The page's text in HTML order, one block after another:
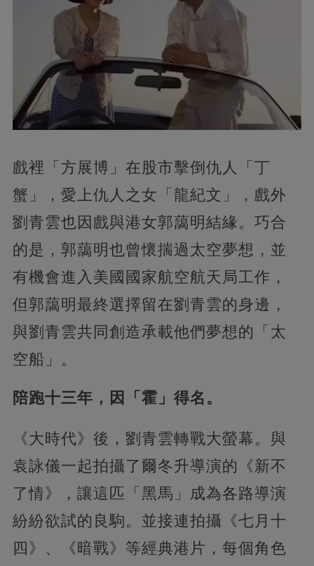
戲裡「方展博」在股市擊倒仇人「丁
蟹」，愛上仇人之女「龍紀文」，戲外
劉青雲也因戲與港女郭藹明結緣。巧合
的是，郭藹明也曾懷揣過太空夢想，並
有機會進入美國國家航空航天局工作，
但郭藹明最終選擇留在劉青雲的身邊，
與劉青雲共同創造承載他們夢想的「太
空船」。
陪跑十三年，因「霍」得名。
《大時代》後，劉青雲轉戰大螢幕。與
袁詠儀一起拍攝了爾冬升導演的《新不
了情》，讓這匹「黑馬」成為各路導演
紛紛欲試的良駒。並接連拍攝《七月十
四》、《暗戰》等經典港片，每個角色